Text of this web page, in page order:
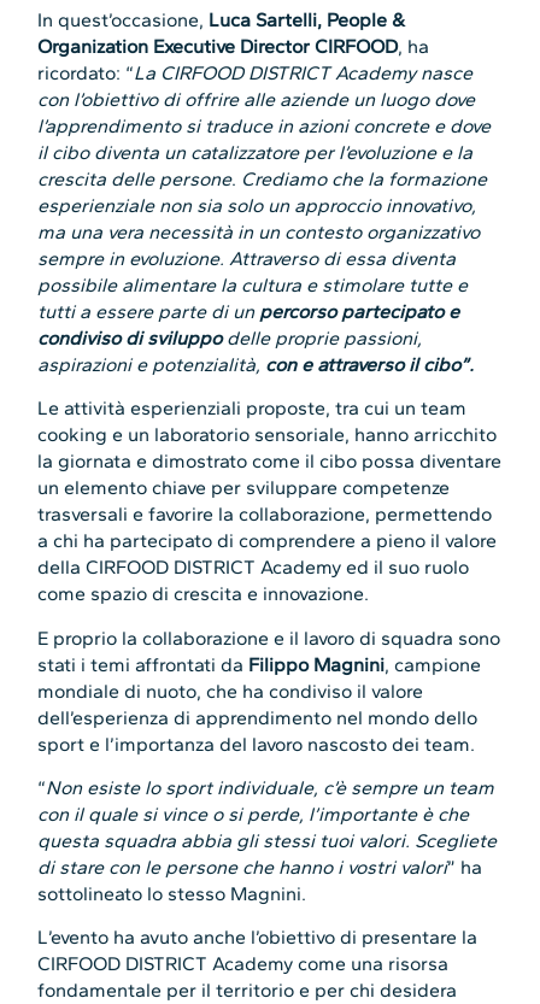
In quest’occasione, Luca Sartelli, People &
Organization Executive Director CIRFOOD, ha
ricordato: “La CIRFOOD DISTRICT Academy nasce
con l’obiettivo di offrire alle aziende un luogo dove
l’apprendimento si traduce in azioni concrete e dove
il cibo diventa un catalizzatore per l’evoluzione e la
crescita delle persone. Crediamo che la formazione
esperienziale non sia solo un approccio innovativo,
ma una vera necessità in un contesto organizzativo
sempre in evoluzione. Attraverso di essa diventa
possibile alimentare la cultura e stimolare tutte e
tutti a essere parte di unpercorso partecipato e
condiviso di sviluppodelle proprie passioni,
aspirazioni e potenzialità, con e attraverso il cibo”.
Le attività esperienziali proposte, tra cui un team
cooking e un laboratorio sensoriale, hanno arricchito
la giornata e dimostrato come il cibo possa diventare
un elemento chiave per sviluppare competenze
trasversali e favorire la collaborazione, permettendo
a chi ha partecipato di comprendere a pieno il valore
della CIRFOOD DISTRICT Academy ed il suo ruolo
come spazio di crescita e innovazione.
E proprio la collaborazione e il lavoro di squadra sono
stati i temi affrontati da Filippo Magnini, campione
mondiale di nuoto, che ha condiviso il valore
dell’esperienza di apprendimento nel mondo dello
sport e l’importanza del lavoro nascosto dei team.
“Non esiste lo sport individuale, c’è sempre un team
con il quale si vince o si perde, l’importante è che
questa squadra abbia gli stessi tuoi valori. Scegliete
di stare con le persone che hanno i vostri valori” ha
sottolineato lo stesso Magnini.
L’evento ha avuto anche l’obiettivo di presentare la
CIRFOOD DISTRICT Academy come una risorsa
fondamentale per il territorio e per chi desidera